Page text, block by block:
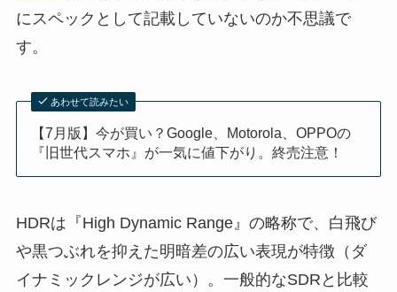
にスペックとして記載していないのか不思議で
す。
あわせて読みたい
【7月版】今が買い？Google、Motorola、OPPOの
『旧世代スマホ』が一気に値下がり。終売注意！
HDRは『High Dynamic Range』の略称で、白飛び
や黒つぶれを抑えた明暗差の広い表現が特徴（ダ
イナミックレンジが広い）。一般的なSDRと比較